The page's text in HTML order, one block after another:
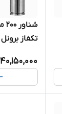
کامل ۱.۲۵ اینچ کابل بلند تک فاز
40,150,000